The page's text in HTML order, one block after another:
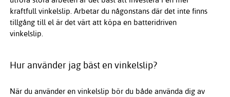
kraftfull vinkelslip. Arbetar du någonstans där det inte finns
tillgång till el är det värt att köpa en batteridriven
vinkelslip.
Hur använder jag bäst en vinkelslip?
När du använder en vinkelslip bör du både använda dig av